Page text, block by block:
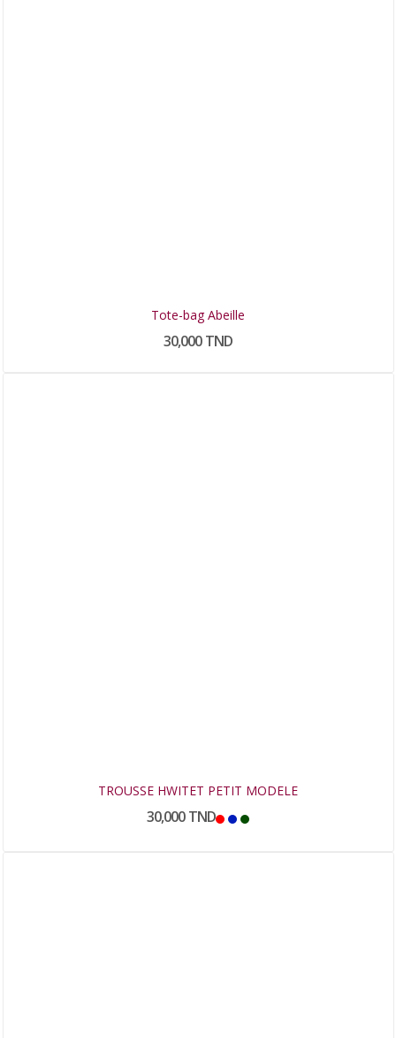
Tote-bag Abeille
30,000 TND
TROUSSE HWITET PETIT MODELE
30,000 TND